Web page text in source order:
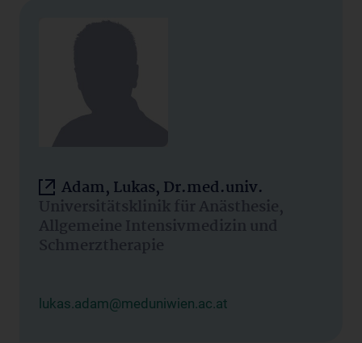
Adam, Lukas, Dr.med.univ.
Universitätsklinik für Anästhesie,
Allgemeine Intensivmedizin und
Schmerztherapie
lukas.adam@meduniwien.ac.at